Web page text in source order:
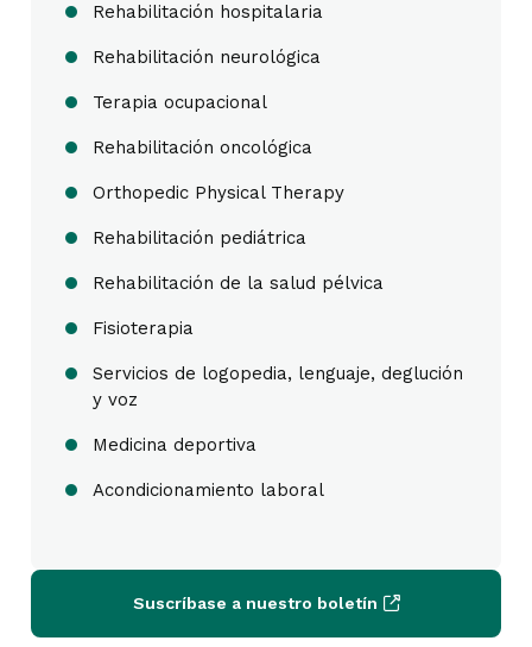
Rehabilitación hospitalaria
Rehabilitación neurológica
Terapia ocupacional
Rehabilitación oncológica
Orthopedic Physical Therapy
Rehabilitación pediátrica
Rehabilitación de la salud pélvica
Fisioterapia
Servicios de logopedia, lenguaje, deglución
y voz
Medicina deportiva
Acondicionamiento laboral
Suscríbase a nuestro boletín